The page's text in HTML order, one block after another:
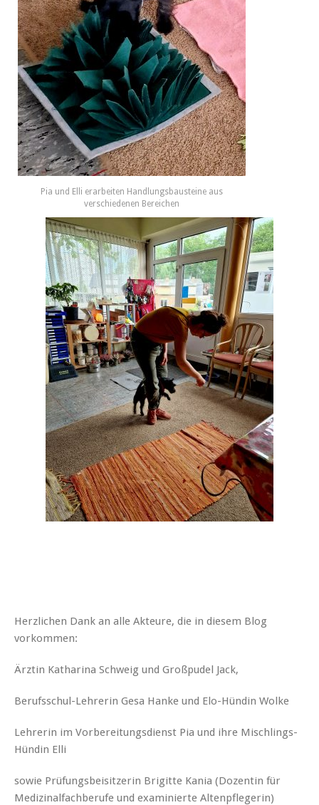
Pia und Elli erarbeiten Handlungsbausteine aus
verschiedenen Bereichen
Herzlichen Dank an alle Akteure, die in diesem Blog
vorkommen:
Ärztin Katharina Schweig und Großpudel Jack,
Berufsschul-Lehrerin Gesa Hanke und Elo-Hündin Wolke
Lehrerin im Vorbereitungsdienst Pia und ihre Mischlings-
Hündin Elli
sowie Prüfungsbeisitzerin Brigitte Kania (Dozentin für
Medizinalfachberufe und examinierte Altenpflegerin)